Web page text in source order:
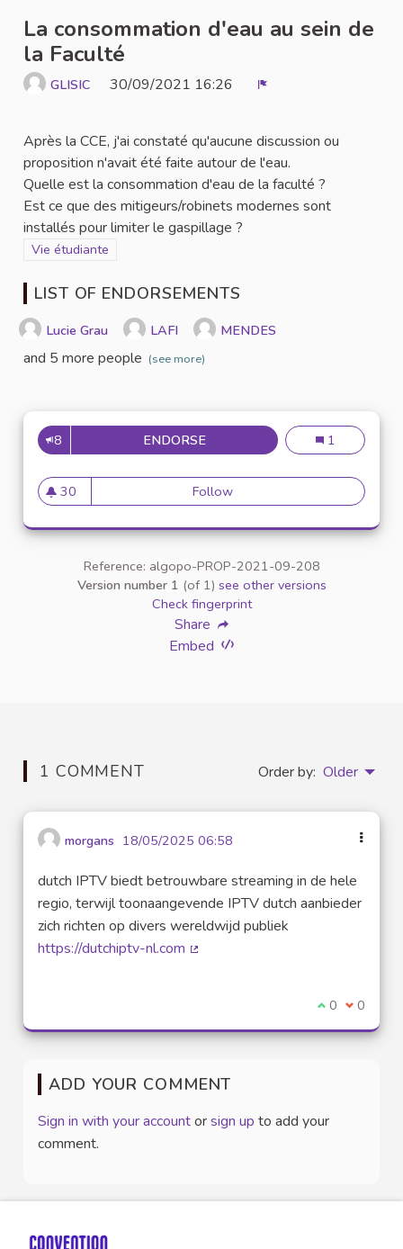
La consommation d'eau au sein de
la Faculté
GLISIC 30/09/2021 16:26
Après la CCE, j'ai constaté qu'aucune discussion ou
proposition n'avait été faite autour de l'eau.
Quelle est la consommation d'eau de la faculté ?
Est ce que des mitigeurs/robinets modernes sont
installés pour limiter le gaspillage ?
Filter results for category: Vie étudiante
Vie étudiante
LIST OF ENDORSEMENTS
Lucie Grau LAFI MENDES
and 5 more people (see more)
8 ENDORSE LA CONSOMMATION D'EAU
La1
30
30 followers
FollowLa consommation d'eau au
Reference: algopo-PROP-2021-09-208
Version number 1 (of 1) see other versions
Check fingerprint
Share
Embed
1 COMMENT Order by: Older
morgans 18/05/2025 06:58
dutch IPTV biedt betrouwbare streaming in de hele
regio, terwijl toonaangevende IPTV dutch aanbieder
zich richten op divers wereldwijd publiek
https://dutchiptv-nl.com
I agree with
0 I 0
ADD YOUR COMMENT
Sign in with your accountorsign up to add your
comment.